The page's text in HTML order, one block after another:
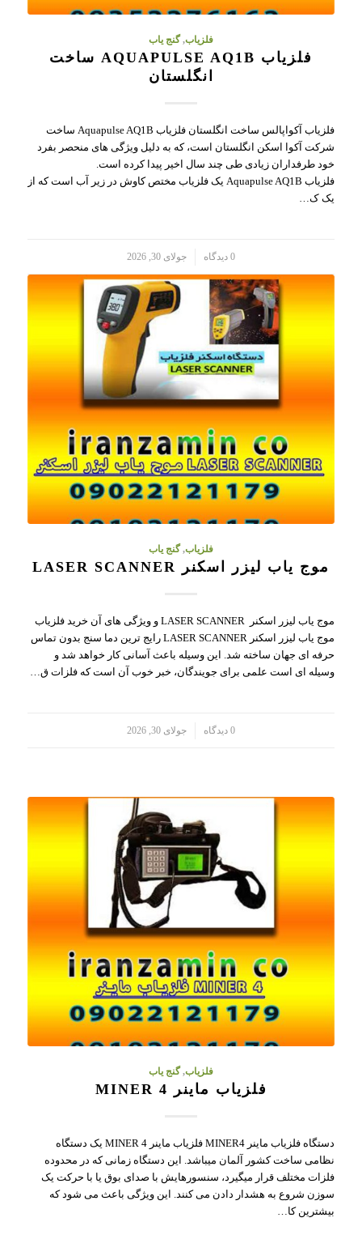
فلزیاب, گنج یاب
فلزیاب AQUAPULSE AQ1B ساخت
انگلستان
فلزیاب آکواپالس ساخت انگلستان فلزیاب Aquapulse AQ1B ساخت
شرکت آکوا اسکن انگلستان است، که به دلیل ویژگی های منحصر بفرد
خود طرفداران زیادی طی چند سال اخیر پیدا کرده است.
فلزیاب Aquapulse AQ1B یک فلزیاب مختص کاوش در زیر آب است که از
یک ک…
0 دیدگاه جولای 30, 2026
فلزیاب, گنج یاب
موج یاب لیزر اسکنر LASER SCANNER
موج یاب لیزر اسکنر LASER SCANNER و ویژگی های آن خرید فلزیاب
موج یاب لیزر اسکنر LASER SCANNER رایج ترین دما سنج بدون تماس
حرفه ای جهان ساخته شد. این وسیله باعث آسانی کار خواهد شد و
وسیله ای است علمی برای جویندگان، خبر خوب آن است که فلزات ق…
0 دیدگاه جولای 30, 2026
فلزیاب,گنج یاب
فلزیاب ماینر MINER 4
دستگاه فلزیاب ماینر MINER4 فلزیاب ماینر MINER 4 یک دستگاه
نظامی ساخت کشور آلمان میباشد. این دستگاه زمانی که در محدوده
فلزات مختلف قرار میگیرد، سنسورهایش با صدای بوق یا با حرکت یک
سوزن شروع به هشدار دادن می کنند. این ویژگی باعث می شود که
بیشترین کا…